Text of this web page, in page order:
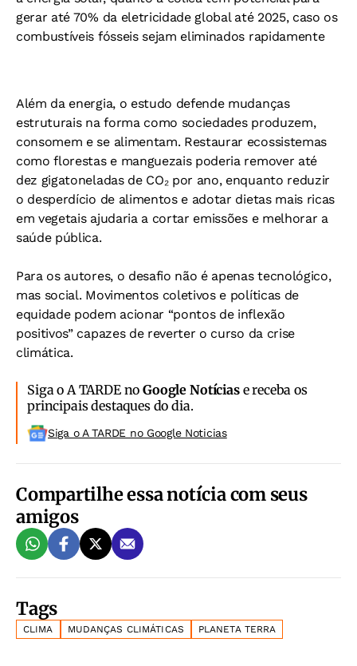
gerar até 70% da eletricidade global até 2025, caso os
combustíveis fósseis sejam eliminados rapidamente
Além da energia, o estudo defende mudanças
estruturais na forma como sociedades produzem,
consomem e se alimentam. Restaurar ecossistemas
como florestas e manguezais poderia remover até
dez gigatoneladas de CO₂ por ano, enquanto reduzir
o desperdício de alimentos e adotar dietas mais ricas
em vegetais ajudaria a cortar emissões e melhorar a
saúde pública.
Para os autores, o desafio não é apenas tecnológico,
mas social. Movimentos coletivos e políticas de
equidade podem acionar “pontos de inflexão
positivos” capazes de reverter o curso da crise
climática.
Siga o A TARDE noGoogle Notíciase receba os
principais destaques do dia.
Siga o A TARDE no Google Noticias
Compartilhe essa notícia com seus
amigos
Tags
CLIMA MUDANÇAS CLIMÁTICAS PLANETA TERRA